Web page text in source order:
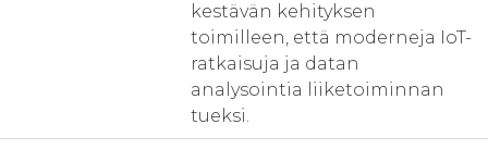
kestävän kehityksen
toimilleen, että moderneja IoT-
ratkaisuja ja datan
analysointia liiketoiminnan
tueksi.